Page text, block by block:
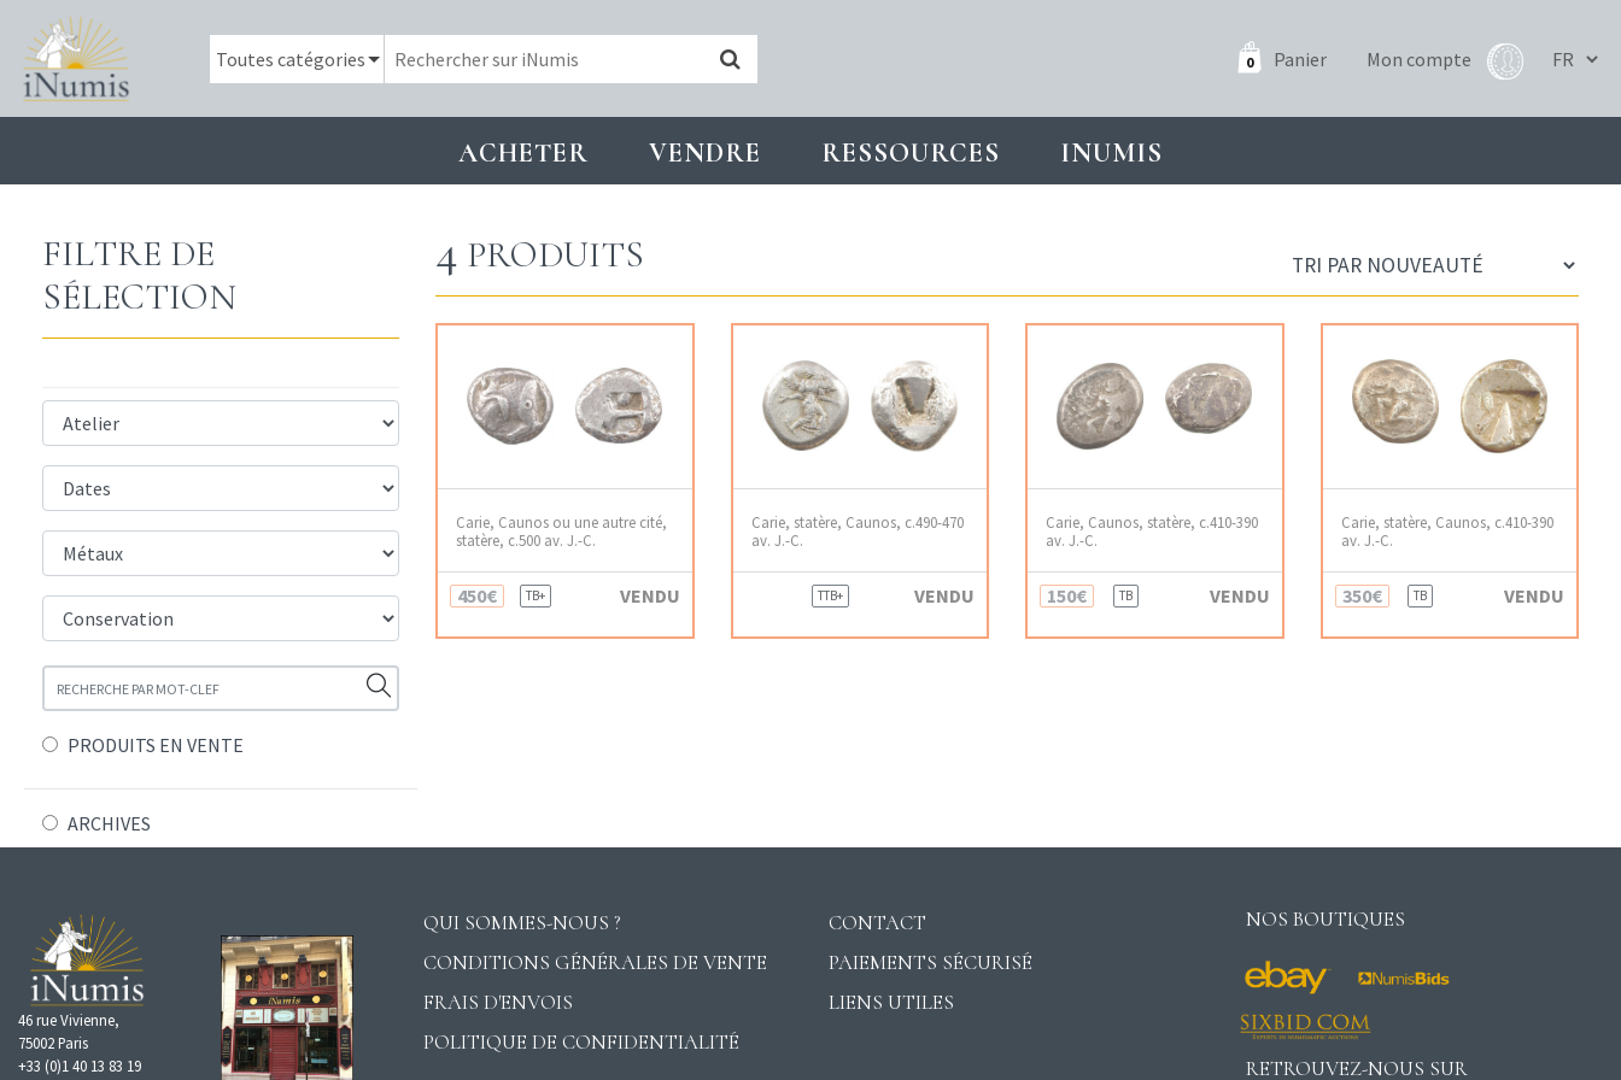
0 Panier Mon compte
ACHETER VENDRE RESSOURCES INUMIS
FILTRE DE
SÉLECTION
PRODUITS EN VENTE
ARCHIVES
4 PRODUITS
Carie, Caunos ou une autre cité,
statère, c.500 av. J.-C.
450€ TB+ VENDU
Carie, statère, Caunos, c.490-470
av. J.-C.
TTB+ VENDU
Carie, Caunos, statère, c.410-390
av. J.-C.
150€ TB VENDU
Carie, statère, Caunos, c.410-390
av. J.-C.
350€ TB VENDU
46 rue Vivienne,
75002 Paris
+33 (0)1 40 13 83 19
QUI SOMMES-NOUS ?
CONDITIONS GÉNÉRALES DE VENTE
FRAIS D'ENVOIS
POLITIQUE DE CONFIDENTIALITÉ
CONTACT
PAIEMENTS SÉCURISÉ
LIENS UTILES
NOS BOUTIQUES
RETROUVEZ-NOUS SUR